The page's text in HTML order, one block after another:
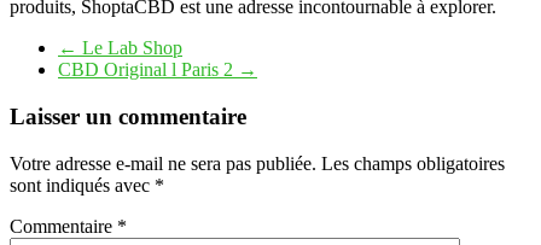
produits, ShoptaCBD est une adresse incontournable à explorer.
← Le Lab Shop
CBD Original l Paris 2 →
Laisser un commentaire
Votre adresse e-mail ne sera pas publiée. Les champs obligatoires
sont indiqués avec *
Commentaire *